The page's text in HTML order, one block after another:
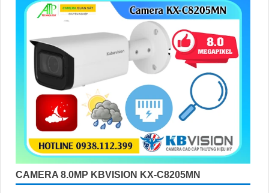
CAMERA 8.0MP KBVISION KX-C8205MN